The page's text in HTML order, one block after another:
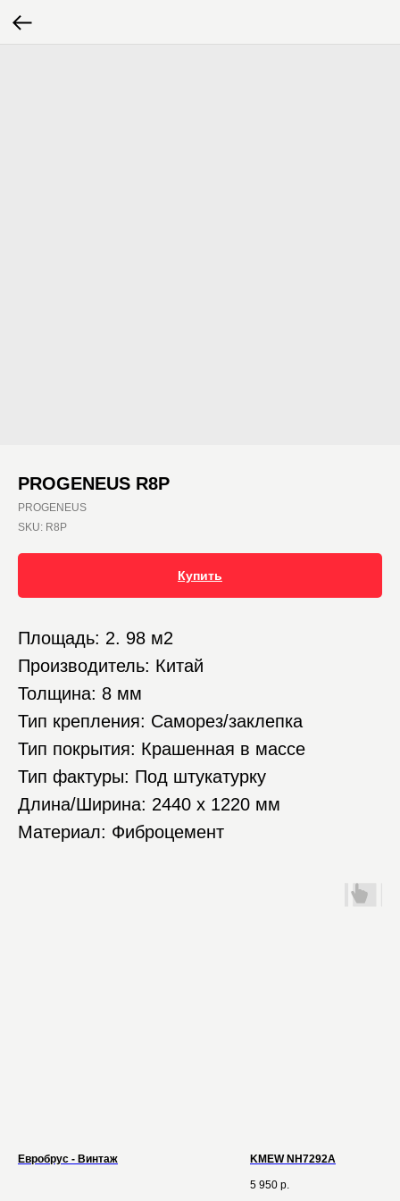
PROGENEUS R8P
PROGENEUS
SKU: R8P
Купить
Площадь: 2. 98 м2
Производитель: Китай
Толщина: 8 мм
Тип крепления: Саморез/заклепка
Тип покрытия: Крашенная в массе
Тип фактуры: Под штукатурку
Длина/Ширина: 2440 х 1220 мм
Материал: Фиброцемент
Евробрус - Винтаж KMEW NH7292A
5 950 р.